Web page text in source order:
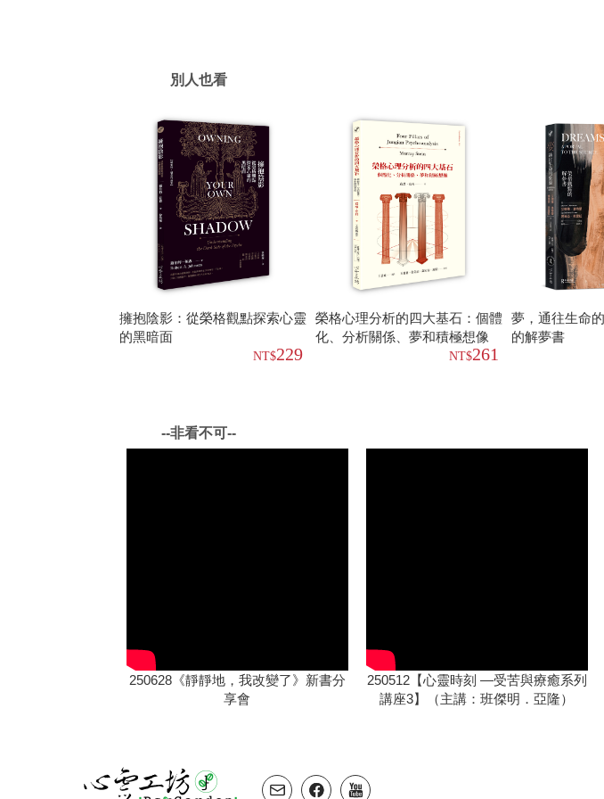
別人也看
擁抱陰影：從榮格觀點探索心靈
的黑暗面
229
榮格心理分析的四大基石：個體
化、分析關係、夢和積極想像
261
夢，通往生命
的解夢書
--非看不可--
250628《靜靜地，我改變了》新書分
享會
250512【心靈時刻 —受苦與療癒系列
講座3】（主講：班傑明．亞隆）